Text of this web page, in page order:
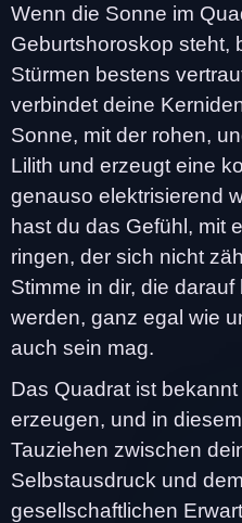
Wenn die Sonne im
Geburtshoroskop steht,
Stürmen bestens
verbindet deine
Sonne, mit der rohen,
Lilith und erzeugt eine
genauso elektrisierend
hast du das Gefühl, mit
ringen, der sich nicht
Stimme in dir, die
werden, ganz egal wie
auch sein mag.
Das Quadrat ist
erzeugen, und in
Tauziehen zwischen
Selbstausdruck und
gesellschaftlichen